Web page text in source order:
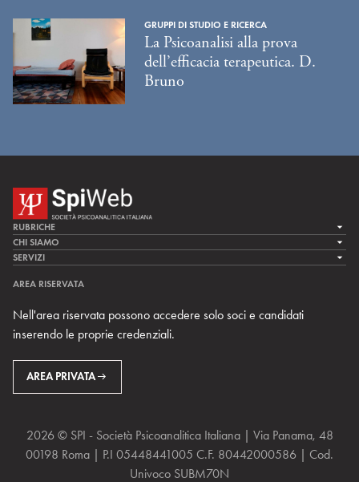
GRUPPI DI STUDIO E RICERCA
La Psicoanalisi alla prova
dell’efficacia terapeutica. D.
Bruno
RUBRICHE
LA CURA
LA RICERCA
MULTIMEDIA
CHI SIAMO
LA SPI
TEAM DI SPIWEB
CONTATTI
RIVISTE
SERVIZI
ARCHIVIO STORICO
AREA RISERVATA
Nell'area riservata possono accedere solo soci e candidati
inserendo le proprie credenziali.
AREA PRIVATA
2026 © SPI - Società Psicoanalitica Italiana | Via Panama, 48
00198 Roma | P.I 05448441005 C.F. 80442000586 | Cod.
Univoco SUBM70N